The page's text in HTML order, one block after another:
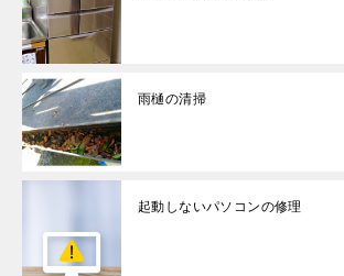
雨樋の清掃
起動しないパソコンの修理